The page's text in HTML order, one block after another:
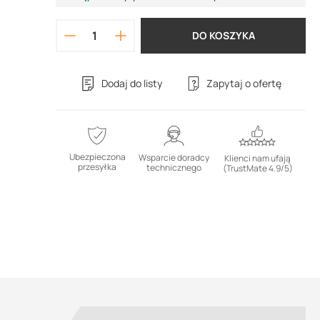
DO KOSZYKA
Dodaj do listy Zapytaj o ofertę
Ubezpieczona
przesyłka
Wsparcie doradcy
technicznego
Klienci nam ufają
(TrustMate 4.9/5)